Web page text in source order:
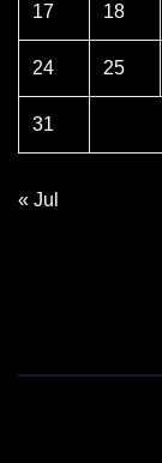
17 18
24 25
31
« Jul